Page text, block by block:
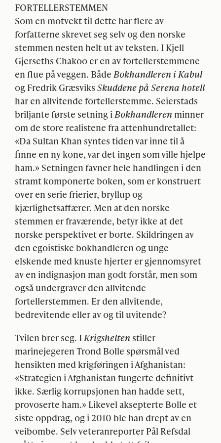
FORTELLERSTEMMEN
Som en motvekt til dette har flere av
forfatterne skrevet seg selv og den norske
stemmen nesten helt ut av teksten. I Kjell
Gjerseths Chakoo er en av fortellerstemmene
en flue på veggen. Både Bokhandleren i Kabul
og Fredrik Græsviks Skuddene på Serena hotell
har en allvitende fortellerstemme. Seierstads
briljante første setning i Bokhandleren minner
om de store realistene fra attenhundretallet:
«Da Sultan Khan syntes tiden var inne til å
finne en ny kone, var det ingen som ville hjelpe
ham.» Setningen favner hele handlingen i den
stramt komponerte boken, som er konstruert
over en serie frierier, bryllup og
kjærlighetsaffærer. Men at den norske
stemmen er fraværende, betyr ikke at det
norske perspektivet er borte. Skildringen av
den egoistiske bokhandleren og unge
elskende med knuste hjerter er gjennomsyret
av en indignasjon man godt forstår, men som
også undergraver den allvitende
fortellerstemmen. Er den allvitende,
bedrevitende eller av og til uvitende?
Tvilen brer seg. I Krigshelten stiller
marinejegeren Trond Bolle spørsmål ved
hensikten med krigføringen i Afghanistan:
«Strategien i Afghanistan fungerte definitivt
ikke. Særlig korrupsjonen han hadde sett,
provoserte ham.» Likevel aksepterte Bolle et
siste oppdrag, og i 2010 ble han drept av en
veibombe. Selv veteranreporter Pål Refsdal